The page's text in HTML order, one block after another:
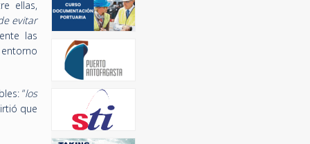
ellas,
evitar
las
“los
que